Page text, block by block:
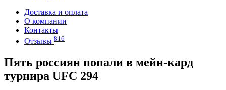
Доставка и оплата
О компании
Контакты
Отзывы 816
Пять россиян попали в мейн-кард
турнира UFC 294